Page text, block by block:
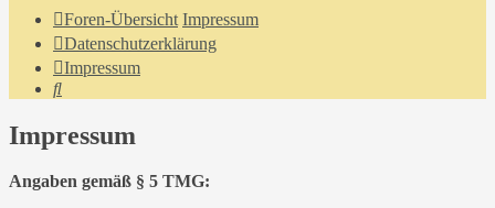
Foren-Übersicht Impressum
Datenschutzerklärung
Impressum
Suche
Impressum
Angaben gemäß § 5 TMG: